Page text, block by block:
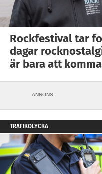
Rockfestival tar
dagar
är bara att
ANNONS
TRAFIKOLYCKA